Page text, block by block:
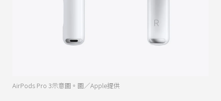
AirPods Pro 3示意圖。圖／Apple提供